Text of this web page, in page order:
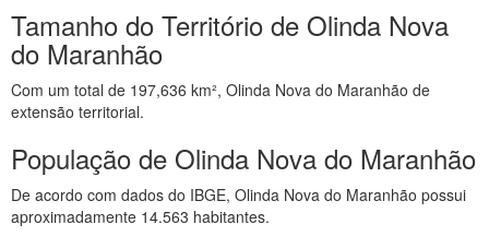
Tamanho do Território de Olinda Nova
do Maranhão
Com um total de 197,636 km², Olinda Nova do Maranhão de
extensão territorial.
População de Olinda Nova do Maranhão
De acordo com dados do IBGE, Olinda Nova do Maranhão possui
aproximadamente 14.563 habitantes.